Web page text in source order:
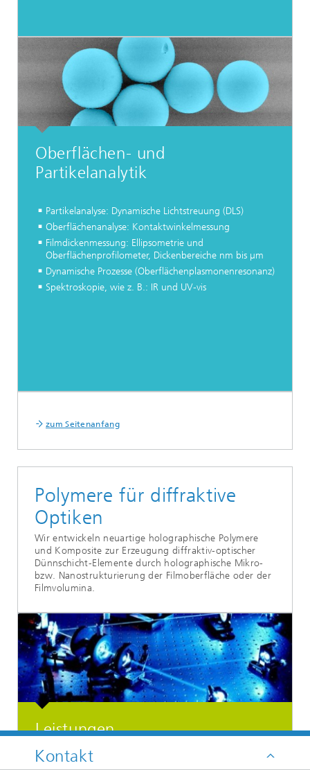
Oberflächen- und
Partikelanalytik
Partikelanalyse: Dynamische Lichtstreuung (DLS)
Oberflächenanalyse: Kontaktwinkelmessung
Filmdickenmessung: Ellipsometrie und
Oberflächenprofilometer, Dickenbereiche nm bis µm
Dynamische Prozesse (Oberflächenplasmonenresonanz)
Spektroskopie, wie z. B.: IR und UV-vis
zum Seitenanfang
Polymere für diffraktive
Optiken
Wir entwickeln neuartige holographische Polymere
und Komposite zur Erzeugung diffraktiv-optischer
Dünnschicht-Elemente durch holographische Mikro-
bzw. Nanostrukturierung der Filmoberfläche oder der
Filmvolumina.
Leistungen
Kontakt